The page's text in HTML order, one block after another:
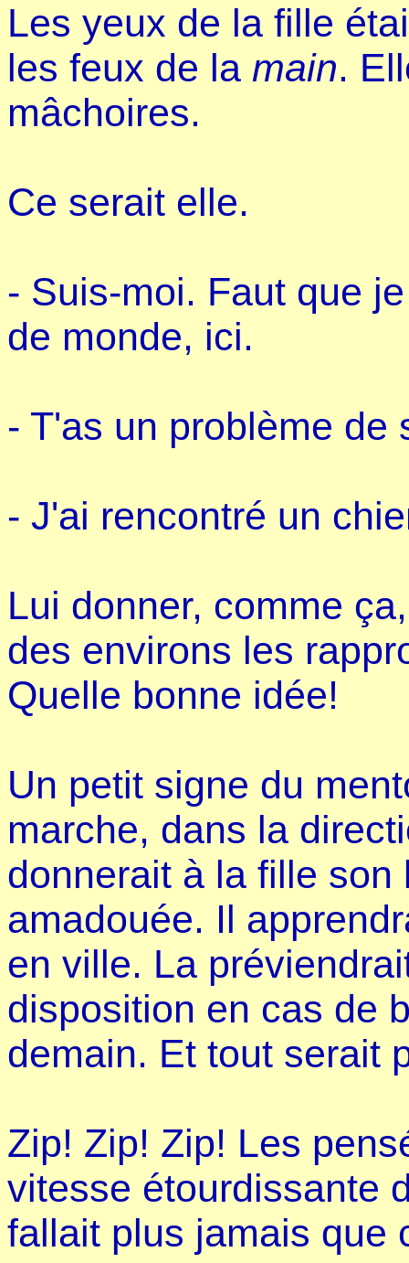
Les yeux de la fille
les feux de la main.
mâchoires.
Ce serait elle.
- Suis-moi. Faut que
de monde, ici.
- T'as un problème de
- J'ai rencontré un
Lui donner, comme
des environs les
Quelle bonne idée!
Un petit signe du
marche, dans la
donnerait à la fille
amadouée. Il
en ville. La
disposition en cas de
demain. Et tout serait
Zip! Zip! Zip! Les
vitesse étourdissante
fallait plus jamais que